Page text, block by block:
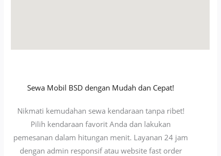
Sewa Mobil BSD dengan Mudah dan Cepat!
Nikmati kemudahan sewa kendaraan tanpa ribet!
Pilih kendaraan favorit Anda dan lakukan
pemesanan dalam hitungan menit. Layanan 24 jam
dengan admin responsif atau website fast order